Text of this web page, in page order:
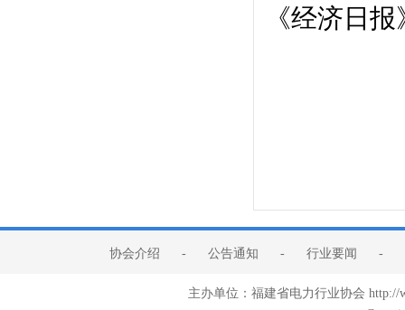
《经济日
协会介绍 - 公告通知 - 行业要闻 -
主办单位：福建省电力行业协会